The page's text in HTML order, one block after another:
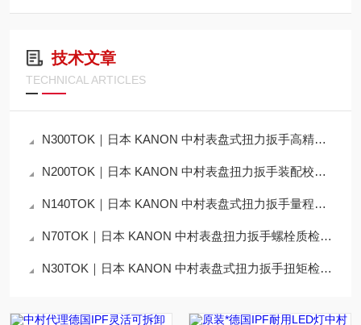
技术文章
TECHNICAL ARTICLES
N300TOK｜日本 KANON 中村表盘式扭力扳手高精度扭矩测试应用说明
N200TOK｜日本 KANON 中村表盘扭力扳手装配校验工艺详解
N140TOK｜日本 KANON 中村表盘式扭力扳手量程选型技术解析
N70TOK｜日本 KANON 中村表盘扭力扳手螺栓质检应用说明
N30TOK｜日本 KANON 中村表盘式扭力扳手扭矩检测技术详解